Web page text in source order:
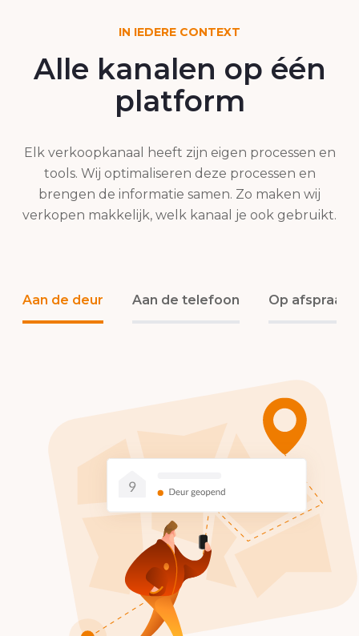
IN IEDERE CONTEXT
Alle kanalen op één
platform
Elk verkoopkanaal heeft zijn eigen processen en
tools. Wij optimaliseren deze processen en
brengen de informatie samen. Zo maken wij
verkopen makkelijk, welk kanaal je ook gebruikt.
Aan de deur Aan de telefoon Op afspraak